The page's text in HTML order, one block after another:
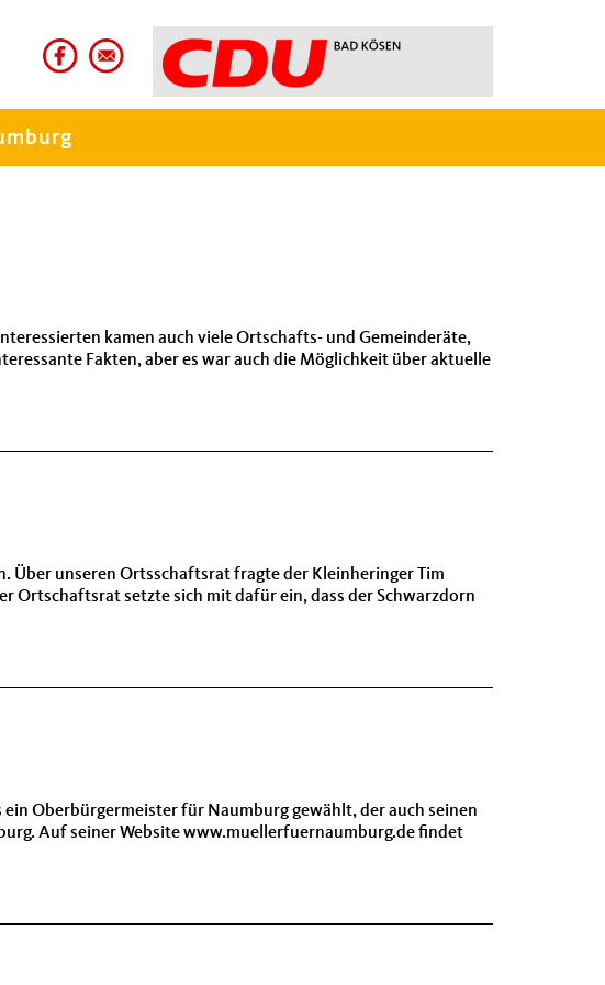
kamen auch viele Ortschafts- und Gemeinderäte,
Fakten, aber es war auch die Möglichkeit über aktuelle
Über unseren Ortsschaftsrat fragte der Kleinheringer Tim
Ortschaftsrat setzte sich mit dafür ein, dass der Schwarzdorn
Oberbürgermeister für Naumburg gewählt, der auch seinen
Auf seiner Website www.muellerfuernaumburg.de findet